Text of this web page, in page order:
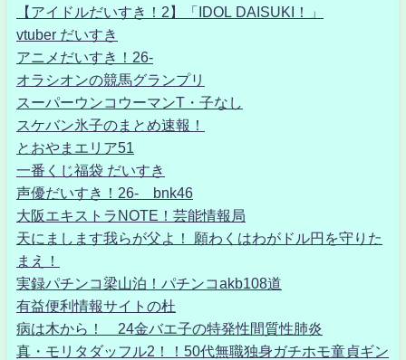
【アイドルだいすき！2】「IDOL DAISUKI！」
vtuber だいすき
アニメだいすき！26-
オラシオンの競馬グランプリ
スーパーウンコウーマンT・子なし
スケバン氷子のまとめ速報！
とおやまエリア51
一番くじ福袋 だいすき
声優だいすき！26- bnk46
大阪エキストラNOTE！芸能情報局
天にまします我らが父よ！ 願わくはわがドル円を守りた
まえ！
実録パチンコ梁山泊！パチンコakb108道
有益便利情報サイトの杜
病は木から！ 24金バエ子の特発性間質性肺炎
真・モリタダッフル2！！50代無職独身ガチホモ童貞ギン